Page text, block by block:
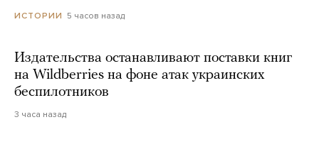
ИСТОРИИ 5 часов назад
Издательства останавливают поставки книг
на Wildberries на фоне атак украинских
беспилотников
3 часа назад